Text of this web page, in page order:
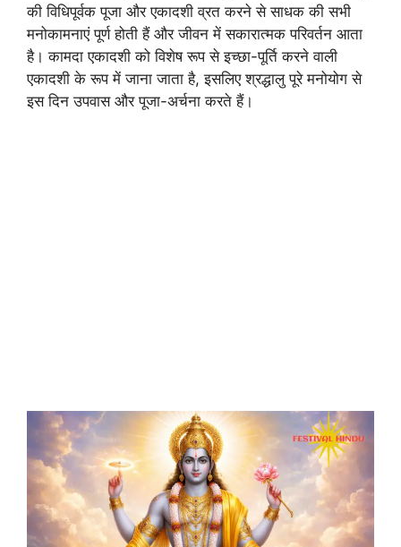
की विधिपूर्वक पूजा और एकादशी व्रत करने से साधक की सभी
मनोकामनाएं पूर्ण होती हैं और जीवन में सकारात्मक परिवर्तन आता
है। कामदा एकादशी को विशेष रूप से इच्छा-पूर्ति करने वाली
एकादशी के रूप में जाना जाता है, इसलिए श्रद्धालु पूरे मनोयोग से
इस दिन उपवास और पूजा-अर्चना करते हैं।